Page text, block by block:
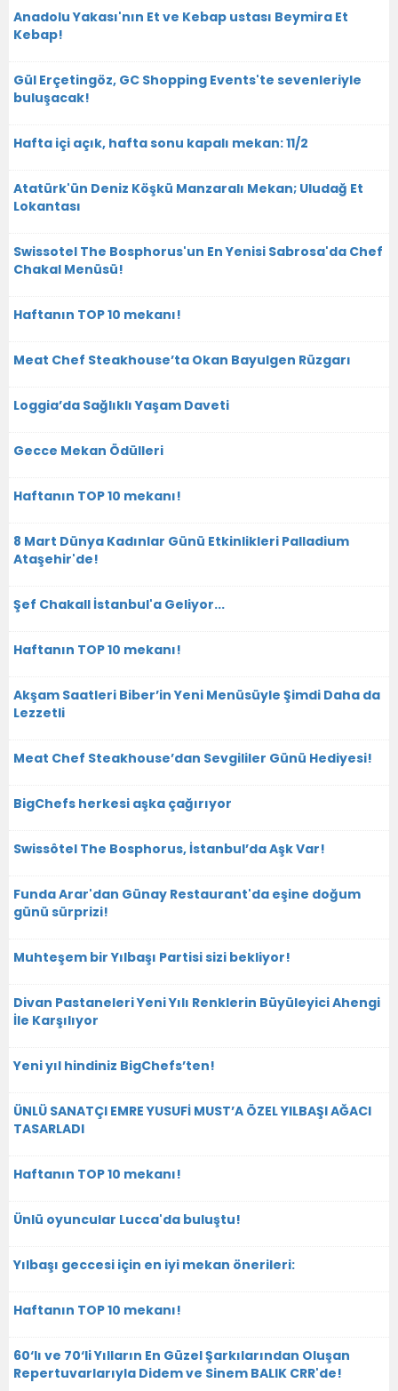
Anadolu Yakası'nın Et ve Kebap ustası Beymira Et
Kebap!
Gül Erçetingöz, GC Shopping Events'te sevenleriyle
buluşacak!
Hafta içi açık, hafta sonu kapalı mekan: 11/2
Atatürk'ün Deniz Köşkü Manzaralı Mekan; Uludağ Et
Lokantası
Swissotel The Bosphorus'un En Yenisi Sabrosa'da Chef
Chakal Menüsü!
Haftanın TOP 10 mekanı!
Meat Chef Steakhouse’ta Okan Bayulgen Rüzgarı
Loggia’da Sağlıklı Yaşam Daveti
Gecce Mekan Ödülleri
Haftanın TOP 10 mekanı!
8 Mart Dünya Kadınlar Günü Etkinlikleri Palladium
Ataşehir'de!
Şef Chakall İstanbul'a Geliyor...
Haftanın TOP 10 mekanı!
Akşam Saatleri Biber’in Yeni Menüsüyle Şimdi Daha da
Lezzetli
Meat Chef Steakhouse’dan Sevgililer Günü Hediyesi!
BigChefs herkesi aşka çağırıyor
Swissôtel The Bosphorus, İstanbul’da Aşk Var!
Funda Arar'dan Günay Restaurant'da eşine doğum
günü sürprizi!
Muhteşem bir Yılbaşı Partisi sizi bekliyor!
Divan Pastaneleri Yeni Yılı Renklerin Büyüleyici Ahengi
İle Karşılıyor
Yeni yıl hindiniz BigChefs’ten!
ÜNLÜ SANATÇI EMRE YUSUFİ MUST’A ÖZEL YILBAŞI AĞACI
TASARLADI
Haftanın TOP 10 mekanı!
Ünlü oyuncular Lucca'da buluştu!
Yılbaşı geccesi için en iyi mekan önerileri:
Haftanın TOP 10 mekanı!
60‘lı ve 70‘li Yılların En Güzel Şarkılarından Oluşan
Repertuvarlarıyla Didem ve Sinem BALIK CRR'de!